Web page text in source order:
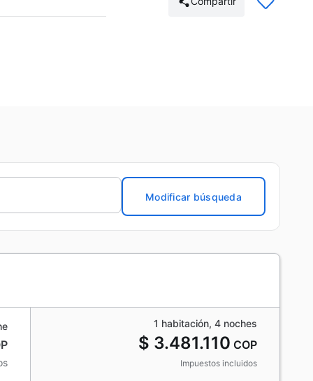
Modificar búsqueda
1 habitación, 4 noches
$ 3.481.110 COP
Impuestos incluidos